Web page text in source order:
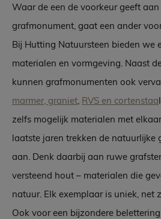
Waar de een de voorkeur geeft
grafmonument, gaat een ander
Bij Hutting Natuursteen bieden we
materialen en vormgeving. Naast
kunnen grafmonumenten ook
marmer, graniet RVS en cortenstaal,
zelfs mogelijk materialen met
laatste jaren trekken de natuurlijke
aan. Denk daarbij aan ruwe
versteend hout – materialen die
natuur. Elk exemplaar is uniek, net
Ook voor een bijzondere